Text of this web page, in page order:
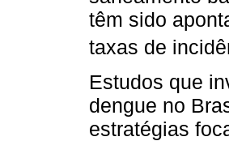
têm sido
taxas de
Estudos que
dengue no
estratégias